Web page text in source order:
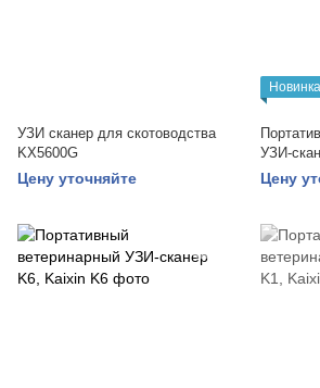
УЗИ сканер для скотоводства
KX5600G
Цену уточняйте
Новинка
УЗИ-
Цену